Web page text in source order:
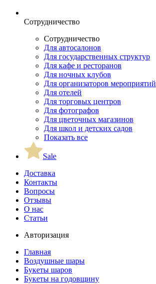
Сотрудничество
Сотрудничество
Для автосалонов
Для государственных структур
Для кафе и ресторанов
Для ночных клубов
Для организаторов мероприятий
Для отелей
Для торговых центров
Для фотографов
Для цветочных магазинов
Для школ и детских садов
Показать все
Sale
Доставка
Контакты
Вопросы
Отзывы
О нас
Статьи
Авторизация
Главная
Воздушные шары
Букеты шаров
Букеты на годовщину